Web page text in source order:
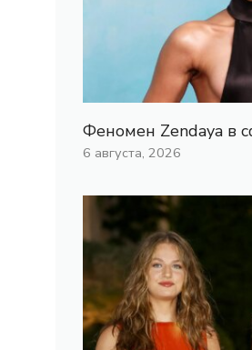
Феномен Zendaya в
6 августа, 2026